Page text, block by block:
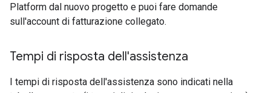
Platform dal nuovo progetto e puoi fare domande
sull'account di fatturazione collegato.
Tempi di risposta dell'assistenza
I tempi di risposta dell'assistenza sono indicati nella